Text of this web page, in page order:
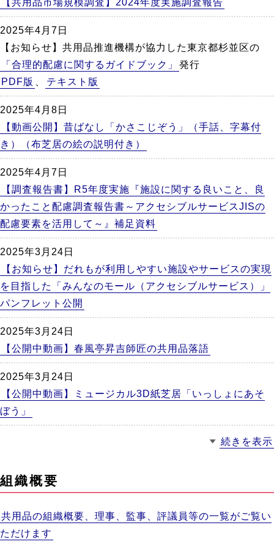
2025年4月7日
【お知らせ】共用品推進機構が協力した東京都杉並区の
「合理的配慮に関するガイドブック」
発行
PDF版
テキスト版
2025年4月8日
【動画公開】昔ばなし「かさこじぞう」（手話、字幕付
き）（布芝居の絵の説明付き）
2025年4月7日
【調査報告書】R5年度実施『施設に関する良いこと、良
かったこと配慮調査報告書～アクセシブルサービスJISの
配慮要素を活用して～』補足資料
2025年3月24日
【お知らせ】だれもが利用しやすい施設やサービスの実現
を目指した「みんなのモール（アクセシブルサービス）」
パンフレット公開
2025年3月24日
【公開中動画】春風亭昇吉師匠の共用品落語
2025年3月24日
【公開中動画】ミュージカル3D紙芝居「いっしょにあそ
ぼう」
続きを表示
組織概要
共用品の組織概要、理事、監事、評議員等の一覧がご覧い
ただけます